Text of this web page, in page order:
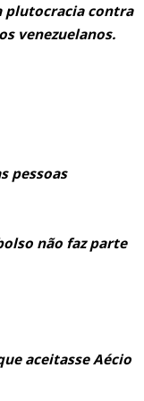
plutocracia contra
venezuelanos.
pessoas
não faz parte
aceitasse Aécio